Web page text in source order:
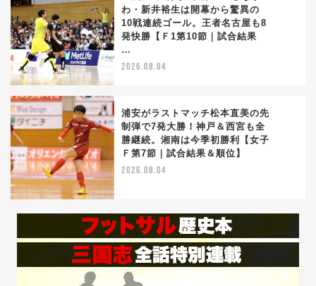
わ・新井裕生は開幕から驚異の
10戦連続ゴール。王者名古屋も8
発快勝【Ｆ1第10節｜試合結果
…
2026.08.04
浦安がラストマッチ松本直美の先
制弾で7発大勝！神戸＆西宮も全
勝継続。湘南は今季初勝利【女子
Ｆ第7節｜試合結果＆順位】
2026.08.04